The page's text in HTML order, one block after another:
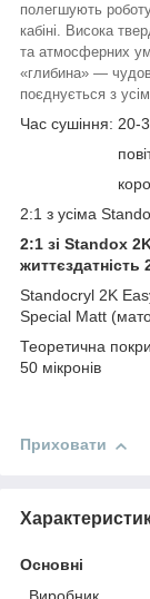
полегшують
кабіні. Висока
та атмосферних
«глибина» —
поєднується з
Час сушіння: 20-
повітряне
короткі
2:1 з усіма
2:1 зі Standox
життєздатність
Standocryl 2K
Special Matt
Теоретична
50 мікронів
Приховати
Основні
Виробник